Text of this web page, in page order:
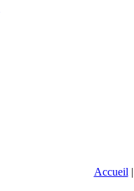
Accueil